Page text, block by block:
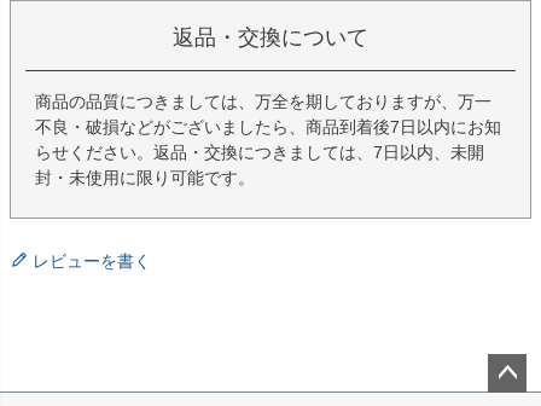
返品・交換について
商品の品質につきましては、万全を期しておりますが、万一
不良・破損などがございましたら、商品到着後7日以内にお知
らせください。返品・交換につきましては、7日以内、未開
封・未使用に限り可能です。
レビューを書く